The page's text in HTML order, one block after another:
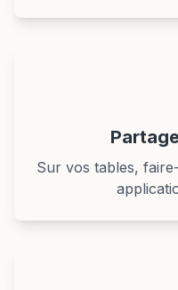
Sur vos tables,